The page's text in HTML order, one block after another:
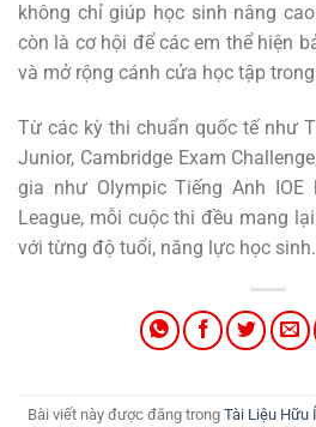
không chỉ giúp học sinh nâng
còn là cơ hội để các em thể hiện
và mở rộng cánh cửa học tập
Từ các kỳ thi chuẩn quốc tế như
Junior, Cambridge Exam
gia như Olympic Tiếng Anh IOE
League, mỗi cuộc thi đều mang
với từng độ tuổi, năng lực học sinh.
Bài viết này được đăng trong Tài Liệu Hữu